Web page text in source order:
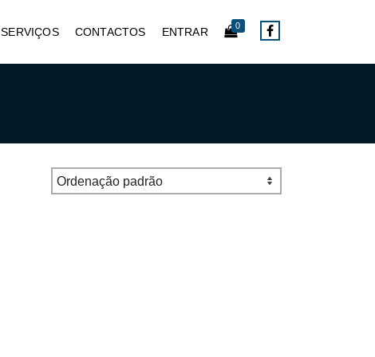
SERVIÇOS CONTACTOS ENTRAR 0